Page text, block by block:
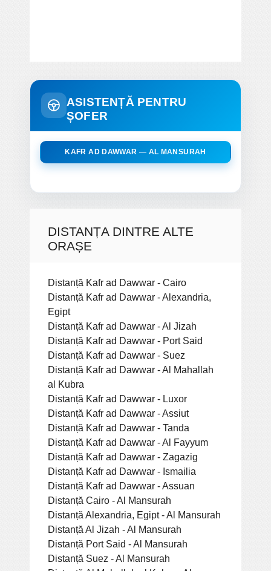
ASISTENȚĂ PENTRU
ȘOFER
KAFR AD DAWWAR — AL MANSURAH
DISTANȚA DINTRE ALTE
ORAȘE
Distanță Kafr ad Dawwar - Cairo
Distanță Kafr ad Dawwar - Alexandria,
Egipt
Distanță Kafr ad Dawwar - Al Jizah
Distanță Kafr ad Dawwar - Port Said
Distanță Kafr ad Dawwar - Suez
Distanță Kafr ad Dawwar - Al Mahallah
al Kubra
Distanță Kafr ad Dawwar - Luxor
Distanță Kafr ad Dawwar - Assiut
Distanță Kafr ad Dawwar - Tanda
Distanță Kafr ad Dawwar - Al Fayyum
Distanță Kafr ad Dawwar - Zagazig
Distanță Kafr ad Dawwar - Ismailia
Distanță Kafr ad Dawwar - Assuan
Distanță Cairo - Al Mansurah
Distanță Alexandria, Egipt - Al Mansurah
Distanță Al Jizah - Al Mansurah
Distanță Port Said - Al Mansurah
Distanță Suez - Al Mansurah